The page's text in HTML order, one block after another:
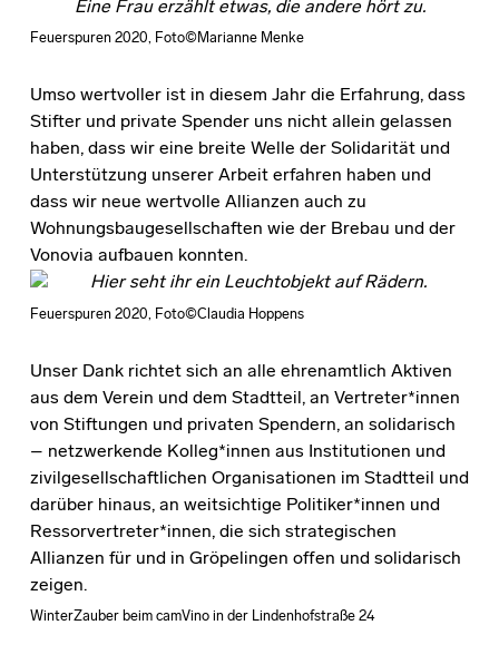
Feuerspuren 2020, Foto©Marianne Menke
Umso wertvoller ist in diesem Jahr die Erfahrung, dass
Stifter und private Spender uns nicht allein gelassen
haben, dass wir eine breite Welle der Solidarität und
Unterstützung unserer Arbeit erfahren haben und
dass wir neue wertvolle Allianzen auch zu
Wohnungsbaugesellschaften wie der Brebau und der
Vonovia aufbauen konnten.
Feuerspuren 2020, Foto©Claudia Hoppens
Unser Dank richtet sich an alle ehrenamtlich Aktiven
aus dem Verein und dem Stadtteil, an Vertreter*innen
von Stiftungen und privaten Spendern, an solidarisch
– netzwerkende Kolleg*innen aus Institutionen und
zivilgesellschaftlichen Organisationen im Stadtteil und
darüber hinaus, an weitsichtige Politiker*innen und
Ressorvertreter*innen, die sich strategischen
Allianzen für und in Gröpelingen offen und solidarisch
zeigen.
WinterZauber beim camVino in der Lindenhofstraße 24